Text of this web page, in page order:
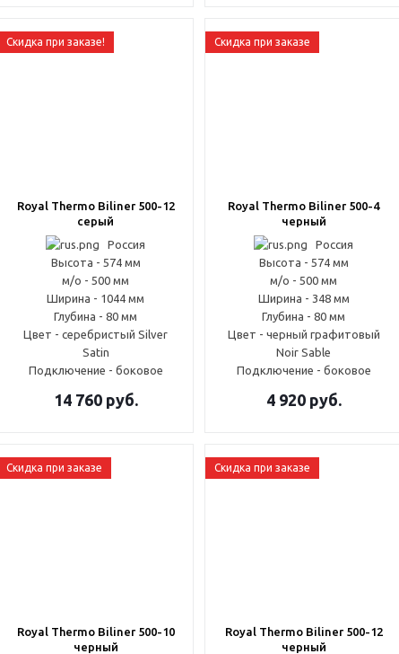
Скидка при заказе!
Royal Thermo Biliner 500-12
серый
Россия
Высота - 574 мм
м/о - 500 мм
Ширина - 1044 мм
Глубина - 80 мм
Цвет - серебристый Silver
Satin
Подключение - боковое
14 760руб.
Скидка при заказе
Royal Thermo Biliner 500-4
черный
Россия
Высота - 574 мм
м/о - 500 мм
Ширина - 348 мм
Глубина - 80 мм
Цвет - черный графитовый
Noir Sable
Подключение - боковое
4 920руб.
Скидка при заказе
Royal Thermo Biliner 500-10
черный
Скидка при заказе
Royal Thermo Biliner 500-12
черный